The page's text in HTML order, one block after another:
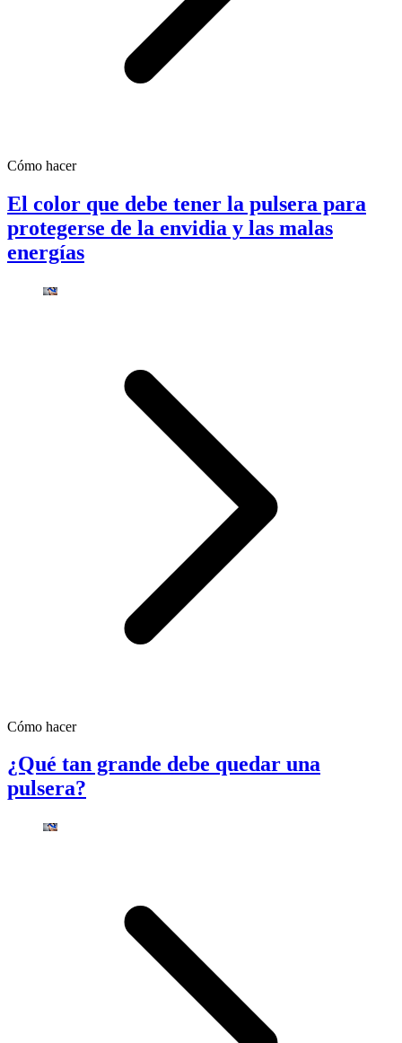
Cómo hacer
El color que debe tener la pulsera para
protegerse de la envidia y las malas
energías
Cómo hacer
¿Qué tan grande debe quedar una
pulsera?